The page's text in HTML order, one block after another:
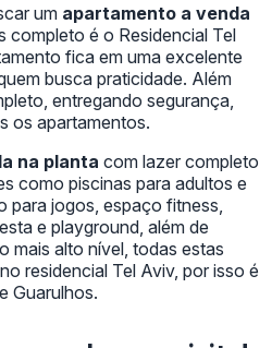
um apartamento a venda
completo é o Residencial Tel
fica em uma excelente
busca praticidade. Além
entregando segurança,
os apartamentos.
na planta com lazer completo
como piscinas para adultos e
para jogos, espaço fitness,
e playground, além de
mais alto nível, todas estas
residencial Tel Aviv, por isso é
Guarulhos.